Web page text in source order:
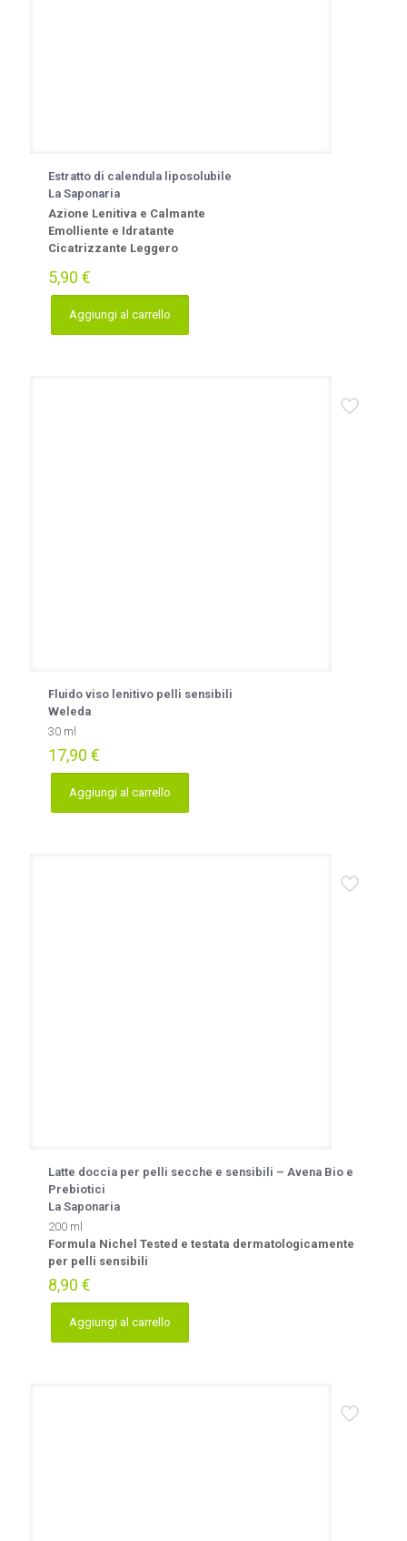
Estratto di calendula liposolubile
La Saponaria
Azione Lenitiva e Calmante
Emolliente e Idratante
Cicatrizzante Leggero
5,90 €
Aggiungi al carrello
Fluido viso lenitivo pelli sensibili
Weleda
30 ml
17,90 €
Aggiungi al carrello
Latte doccia per pelli secche e sensibili – Avena Bio e
Prebiotici
La Saponaria
200 ml
Formula Nichel Tested e testata dermatologicamente
per pelli sensibili
8,90 €
Aggiungi al carrello